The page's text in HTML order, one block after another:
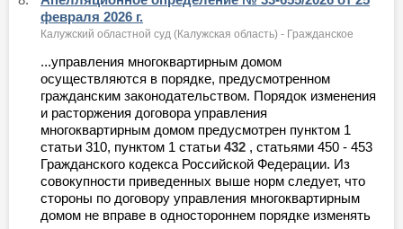
февраля 2026 г.
Калужский областной суд (Калужская область) - Гражданское
...управления многоквартирным домом
осуществляются в порядке, предусмотренном
гражданским законодательством. Порядок изменения
и расторжения договора управления
многоквартирным домом предусмотрен пунктом 1
статьи 310, пунктом 1 статьи 432 , статьями 450 - 453
Гражданского кодекса Российской Федерации. Из
совокупности приведенных выше норм следует, что
стороны по договору управления многоквартирным
домом не вправе в одностороннем порядке изменять